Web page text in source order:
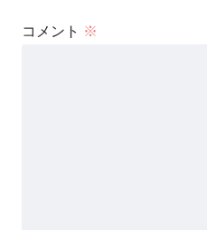
コメント ※